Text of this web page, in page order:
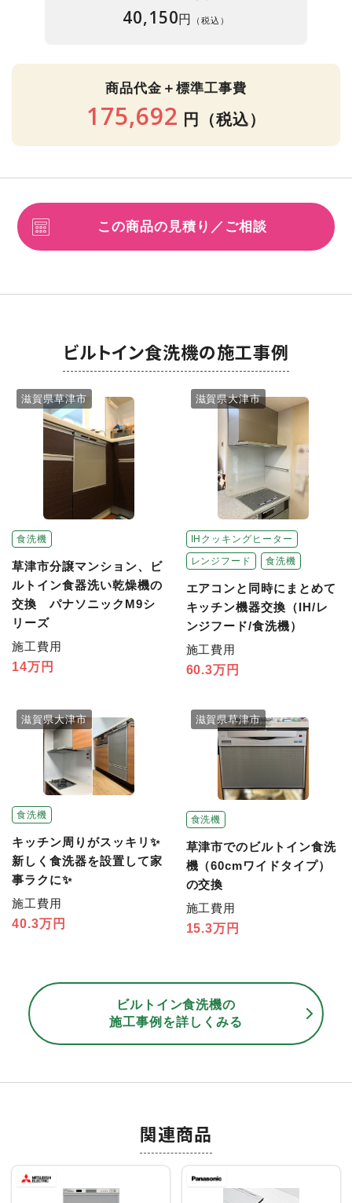
40,150円 （税込）
商品代金＋標準工事費
175,692 円 （税込）
この商品の見積り／ご相談
ビルトイン食洗機の施工事例
食洗機
滋賀県草津市
草津市分譲マンション、ビ
ルトイン食器洗い乾燥機の
交換 パナソニックM9シ
リーズ
施工費用
14万円
IHクッキングヒーター
レンジフード
食洗機
滋賀県大津市
エアコンと同時にまとめて
キッチン機器交換（IH/レ
ンジフード/食洗機）
施工費用
60.3万円
食洗機
滋賀県大津市
キッチン周りがスッキリ✨
新しく食洗器を設置して家
事ラクに✨
施工費用
40.3万円
食洗機
滋賀県草津市
草津市でのビルトイン食洗
機（60cmワイドタイプ）
の交換
施工費用
15.3万円
ビルトイン食洗機の
施工事例を詳しくみる
関連商品